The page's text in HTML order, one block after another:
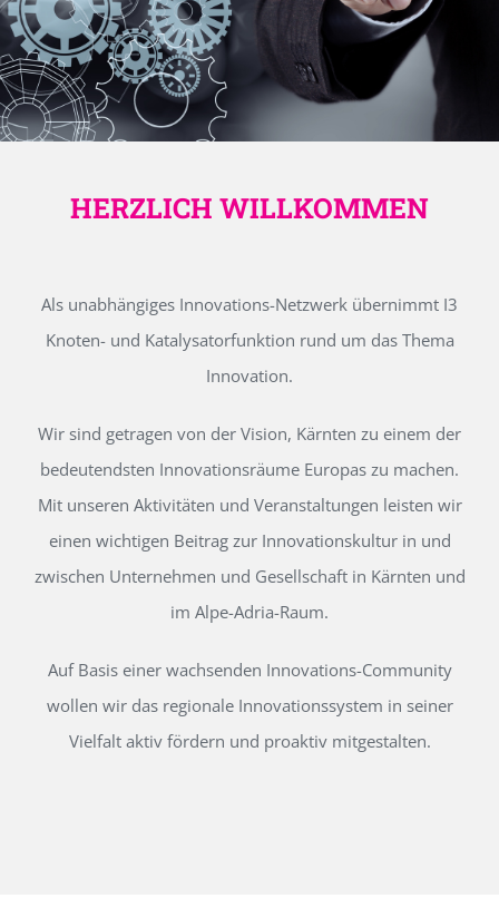
HERZLICH WILLKOMMEN
Als unabhängiges Innovations-Netzwerk übernimmt I3
Knoten- und Katalysatorfunktion rund um das Thema
Innovation.
Wir sind getragen von der Vision, Kärnten zu einem der
bedeutendsten Innovationsräume Europas zu machen.
Mit unseren Aktivitäten und Veranstaltungen leisten wir
einen wichtigen Beitrag zur Innovationskultur in und
zwischen Unternehmen und Gesellschaft in Kärnten und
im Alpe-Adria-Raum.
Auf Basis einer wachsenden Innovations-Community
wollen wir das regionale Innovationssystem in seiner
Vielfalt aktiv fördern und proaktiv mitgestalten.